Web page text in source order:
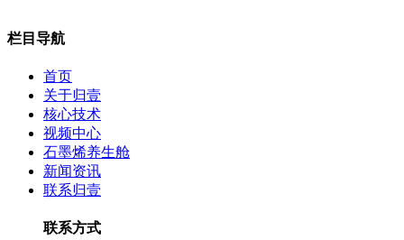
栏目导航
首页
关于归壹
核心技术
视频中心
石墨烯养生舱
新闻资讯
联系归壹
联系方式